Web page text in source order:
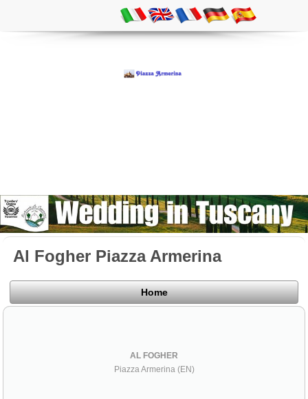
Al Fogher Piazza Armerina
Home
AL FOGHER
Piazza Armerina (EN)